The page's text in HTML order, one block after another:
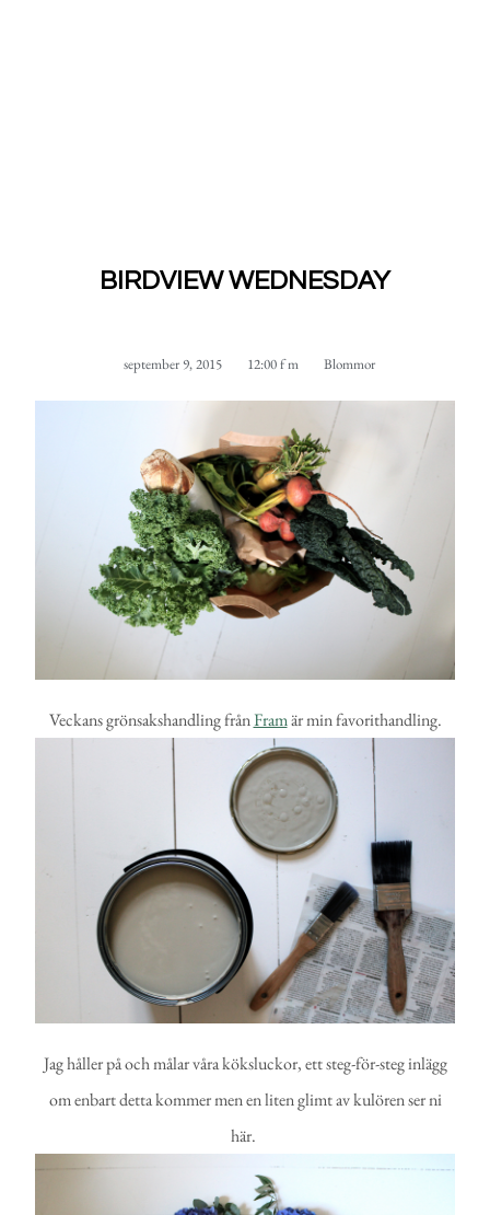
BIRDVIEW WEDNESDAY
september 9, 2015 12:00 f m Blommor
Veckans grönsakshandling frånFramär min favorithandling.
Jag håller på och målar våra köksluckor, ett steg-för-steg inlägg
om enbart detta kommer men en liten glimt av kulören ser ni
här.